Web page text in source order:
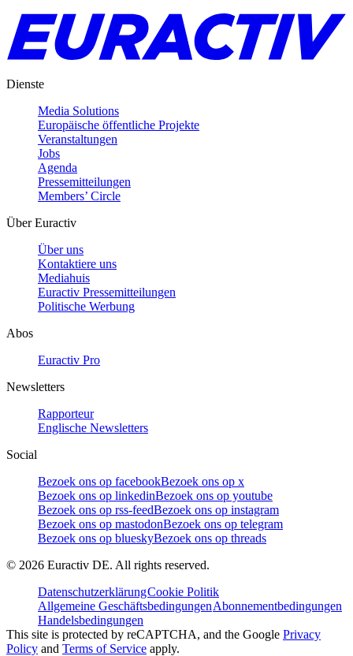
Dienste
Media Solutions
Europäische öffentliche Projekte
Veranstaltungen
Jobs
Agenda
Pressemitteilungen
Members’ Circle
Über Euractiv
Über uns
Kontaktiere uns
Mediahuis
Euractiv Pressemitteilungen
Politische Werbung
Abos
Euractiv Pro
Newsletters
Rapporteur
Englische Newsletters
Social
Bezoek ons op facebookBezoek ons op x
Bezoek ons op linkedinBezoek ons op youtube
Bezoek ons op rss-feedBezoek ons op instagram
Bezoek ons op mastodonBezoek ons op telegram
Bezoek ons op blueskyBezoek ons op threads
© 2026 Euractiv DE. All rights reserved.
DatenschutzerklärungCookie Politik
Allgemeine GeschäftsbedingungenAbonnementbedingungen
Handelsbedingungen
This site is protected by reCAPTCHA, and the Google Privacy
Policy and Terms of Service apply.